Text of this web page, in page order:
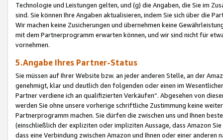
Technologie und Leistungen gelten, und (g) die Angaben, die Sie im
sind. Sie können Ihre Angaben aktualisieren, indem Sie sich über die
Wir machen keine Zusicherungen und übernehmen keine
mit dem Partnerprogramm erwarten können, und wir sind nicht für
vornehmen.
5.Angabe Ihres Partner-Status
Sie müssen auf Ihrer Website bzw. an jeder anderen Stelle, an der
genehmigt, klar und deutlich den folgenden oder einen im
Partner verdiene ich an qualifizierten Verkäufen“. Abgesehen von
werden Sie ohne unsere vorherige schriftliche Zustimmung keine
Partnerprogramm machen. Sie dürfen die zwischen uns und Ihnen
(einschließlich der expliziten oder impliziten Aussage, dass Amazon
dass eine Verbindung zwischen Amazon und Ihnen oder einer